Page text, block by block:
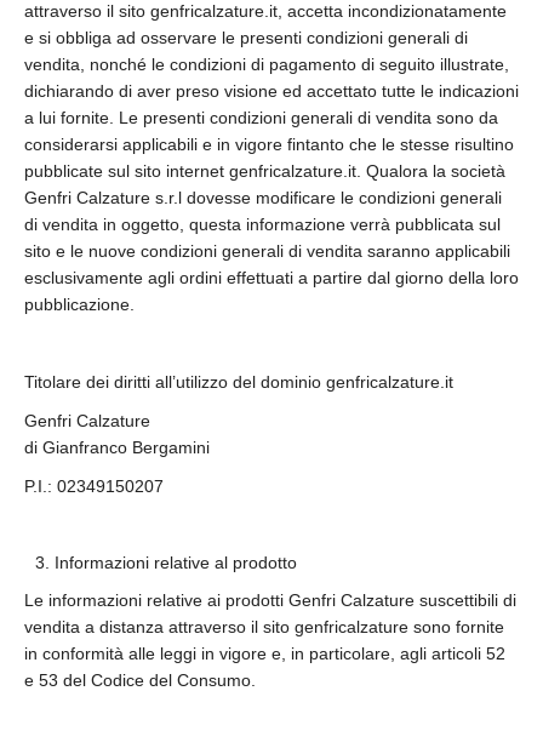
attraverso il sito genfricalzature.it, accetta incondizionatamente
e si obbliga ad osservare le presenti condizioni generali di
vendita, nonché le condizioni di pagamento di seguito illustrate,
dichiarando di aver preso visione ed accettato tutte le indicazioni
a lui fornite. Le presenti condizioni generali di vendita sono da
considerarsi applicabili e in vigore fintanto che le stesse risultino
pubblicate sul sito internet genfricalzature.it. Qualora la società
Genfri Calzature s.r.l dovesse modificare le condizioni generali
di vendita in oggetto, questa informazione verrà pubblicata sul
sito e le nuove condizioni generali di vendita saranno applicabili
esclusivamente agli ordini effettuati a partire dal giorno della loro
pubblicazione.
Titolare dei diritti all’utilizzo del dominio genfricalzature.it
Genfri Calzature
di Gianfranco Bergamini
P.I.: 02349150207
Informazioni relative al prodotto
Le informazioni relative ai prodotti Genfri Calzature suscettibili di
vendita a distanza attraverso il sito genfricalzature sono fornite
in conformità alle leggi in vigore e, in particolare, agli articoli 52
e 53 del Codice del Consumo.